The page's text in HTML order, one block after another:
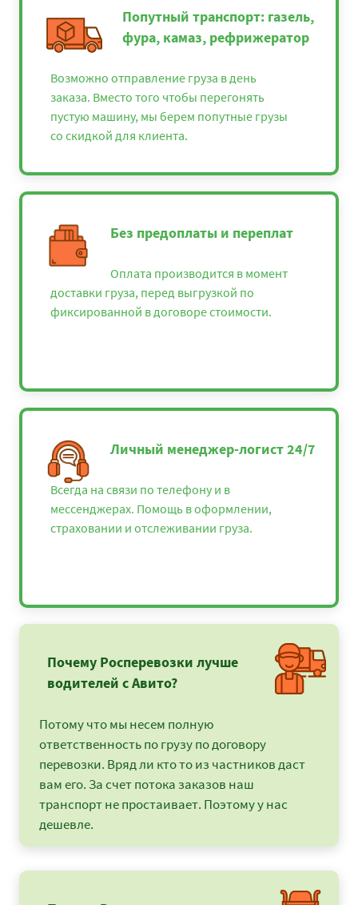
Попутный транспорт: газель,
фура, камаз, рефрижератор
Возможно отправление груза в день
заказа. Вместо того чтобы перегонять
пустую машину, мы берем попутные грузы
со скидкой для клиента.
Без предоплаты и переплат
Оплата производится в момент
доставки груза, перед выгрузкой по
фиксированной в договоре стоимости.
Личный менеджер-логист 24/7
Всегда на связи по телефону и в
мессенджерах. Помощь в оформлении,
страховании и отслеживании груза.
Почему Росперевозки лучше
водителей с Авито?
Потому что мы несем полную
ответственность по грузу по договору
перевозки. Вряд ли кто то из частников даст
вам его. За счет потока заказов наш
транспорт не простаивает. Поэтому у нас
дешевле.